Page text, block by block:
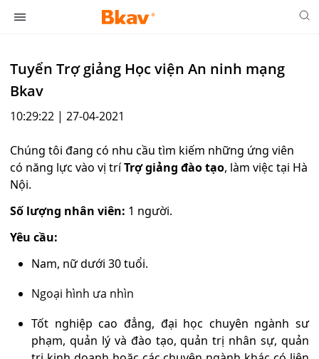
Tuyển Trợ giảng Học viện An ninh mạng
Bkav
10:29:22 | 27-04-2021
Chúng tôi đang có nhu cầu tìm kiếm những ứng viên
có năng lực vào vị tríTrợ giảng đào tạo, làm việc tại Hà
Nội.
Số lượng nhân viên: 1 người.
Yêu cầu:
Nam, nữ dưới 30 tuổi.
Ngoại hình ưa nhìn
Tốt nghiệp cao đẳng, đại học chuyên ngành sư
phạm, quản lý và đào tạo, quản trị nhân sự, quản